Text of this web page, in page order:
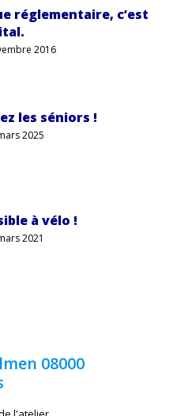
réglementaire, c’est
2016
les séniors !
2025
à vélo !
2021
08000